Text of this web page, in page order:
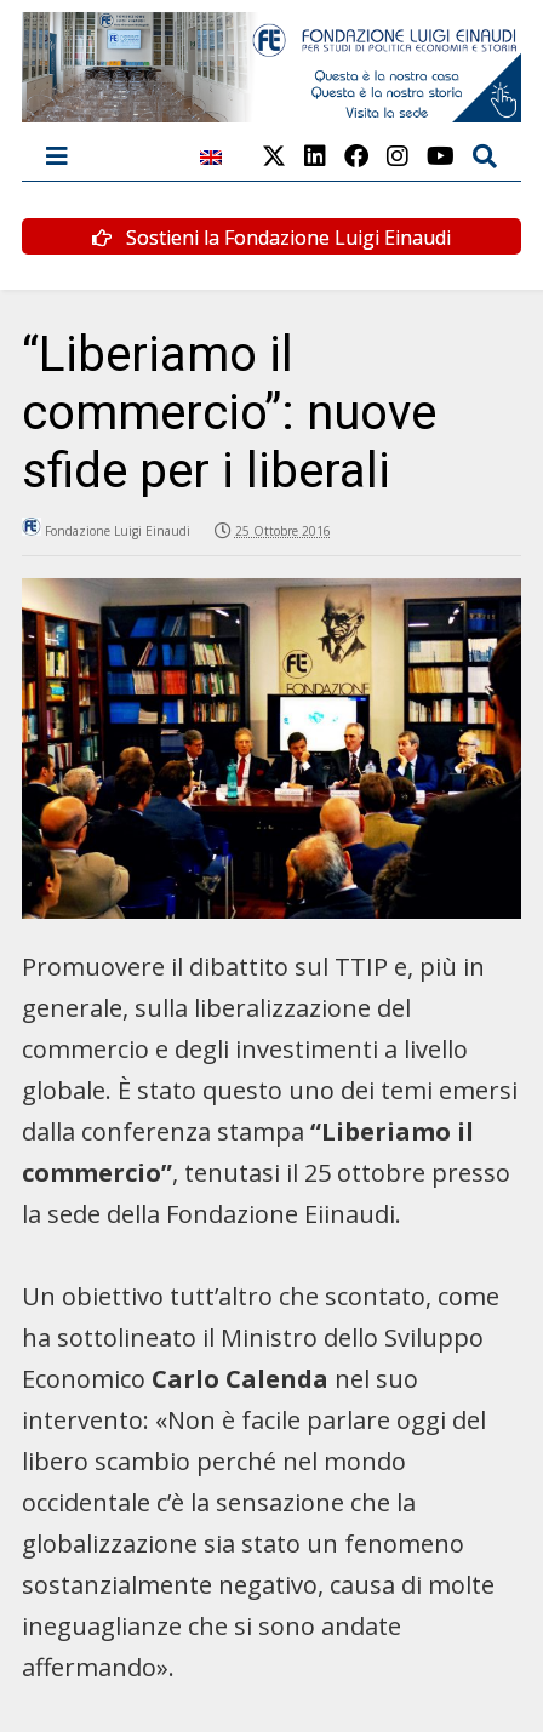
Sostieni la Fondazione Luigi Einaudi
“Liberiamo il
commercio”: nuove
sfide per i liberali
Fondazione Luigi Einaudi 25 Ottobre 2016
Promuovere il dibattito sul TTIP e, più in
generale, sulla liberalizzazione del
commercio e degli investimenti a livello
globale. È stato questo uno dei temi emersi
dalla conferenza stampa “Liberiamo il
commercio”, tenutasi il 25 ottobre presso
la sede della Fondazione Eiinaudi.
Un obiettivo tutt’altro che scontato, come
ha sottolineato il Ministro dello Sviluppo
Economico Carlo Calenda nel suo
intervento: «Non è facile parlare oggi del
libero scambio perché nel mondo
occidentale c’è la sensazione che la
globalizzazione sia stato un fenomeno
sostanzialmente negativo, causa di molte
ineguaglianze che si sono andate
affermando».